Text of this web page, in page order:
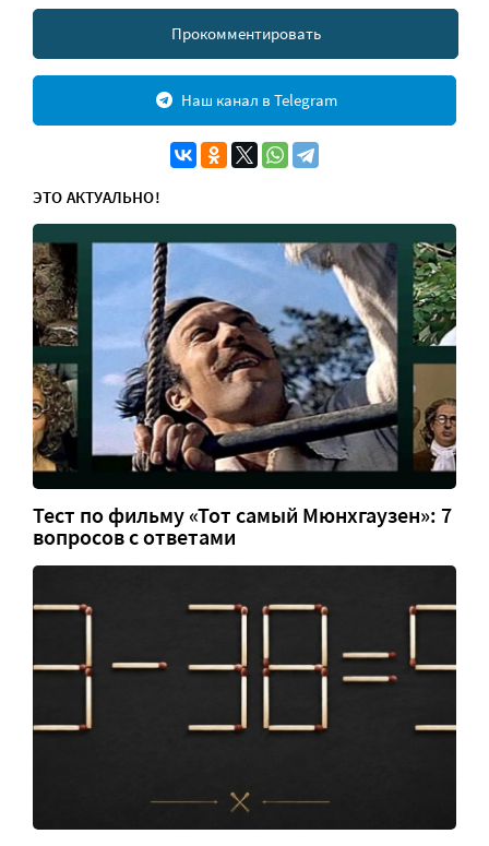
Прокомментировать
Наш канал в Telegram
ЭТО АКТУАЛЬНО!
Тест по фильму «Тот самый Мюнхгаузен»: 7
вопросов с ответами